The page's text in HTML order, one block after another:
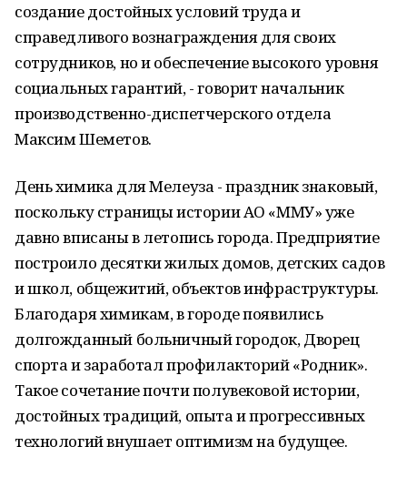
создание достойных условий труда и
справедливого вознаграждения для своих
сотрудников, но и обеспечение высокого уровня
социальных гарантий, - говорит начальник
производственно-диспетчерского отдела
Максим Шеметов.
День химика для Мелеуза - праздник знаковый,
поскольку страницы истории АО «ММУ» уже
давно вписаны в летопись города. Предприятие
построило десятки жилых домов, детских садов
и школ, общежитий, объектов инфраструктуры.
Благодаря химикам, в городе появились
долгожданный больничный городок, Дворец
спорта и заработал профилакторий «Родник».
Такое сочетание почти полувековой истории,
достойных традиций, опыта и прогрессивных
технологий внушает оптимизм на будущее.